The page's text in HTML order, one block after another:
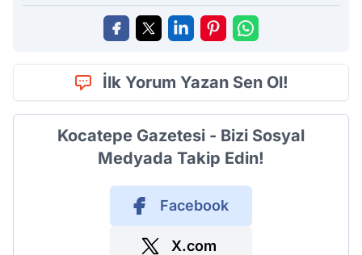
İlk Yorum Yazan Sen Ol!
Kocatepe Gazetesi - Bizi Sosyal
Medyada Takip Edin!
Facebook
X.com